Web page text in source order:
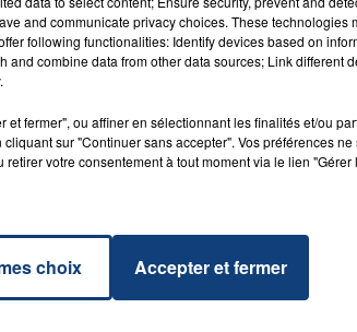
CONTACT
and communicate privacy choices. These technologies
following functionalities: Identify devices based on
and combine data from other data sources; Link different
et fermer", ou affiner en sélectionnant les finalités et/ou
sur "Continuer sans accepter". Vos préférences
votre consentement à tout moment via le lien
choix Accepter et fermer